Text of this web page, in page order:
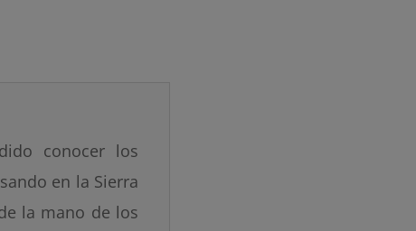
conocer los
en la Sierra
la mano de los